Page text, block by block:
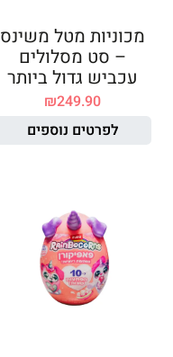
מכוניות מטל משינס
– סט מסלולים
עכביש גדול ביותר
₪249.90
לפרטים נוספים